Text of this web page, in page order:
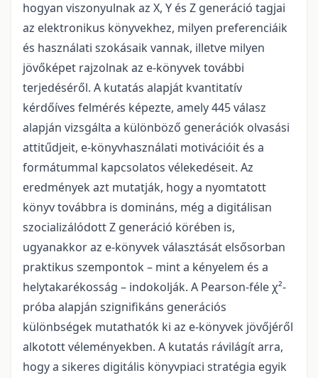
hogyan viszonyulnak az X, Y és Z generáció tagjai
az elektronikus könyvekhez, milyen preferenciáik
és használati szokásaik vannak, illetve milyen
jövőképet rajzolnak az e-könyvek további
terjedéséről. A kutatás alapját kvantitatív
kérdőíves felmérés képezte, amely 445 válasz
alapján vizsgálta a különböző generációk olvasási
attitűdjeit, e-könyvhasználati motivációit és a
formátummal kapcsolatos vélekedéseit. Az
eredmények azt mutatják, hogy a nyomtatott
könyv továbbra is domináns, még a digitálisan
szocializálódott Z generáció körében is,
ugyanakkor az e-könyvek választását elsősorban
praktikus szempontok – mint a kényelem és a
helytakarékosság – indokolják. A Pearson-féle χ²-
próba alapján szignifikáns generációs
különbségek mutathatók ki az e-könyvek jövőjéről
alkotott véleményekben. A kutatás rávilágít arra,
hogy a sikeres digitális könyvpiaci stratégia egyik